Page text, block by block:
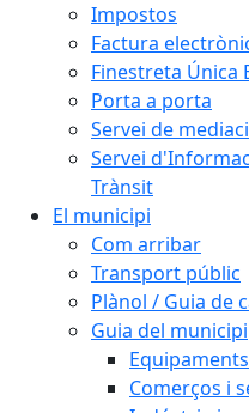
Impostos
Factura
Finestreta Única
Porta a porta
Servei de
Servei
Trànsit
El municipi
Com arribar
Transport públic
Plànol / Guia de
Guia del municipi
Equipaments
Comerços i